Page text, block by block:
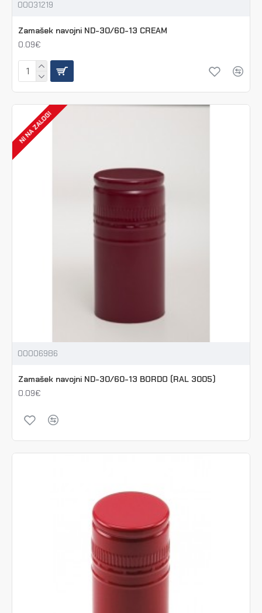
00031219
Zamašek navojni ND-30/60-13 CREAM
0.09€
NI NA ZALOGI
00006986
Zamašek navojni ND-30/60-13 BORDO (RAL 3005)
0.09€